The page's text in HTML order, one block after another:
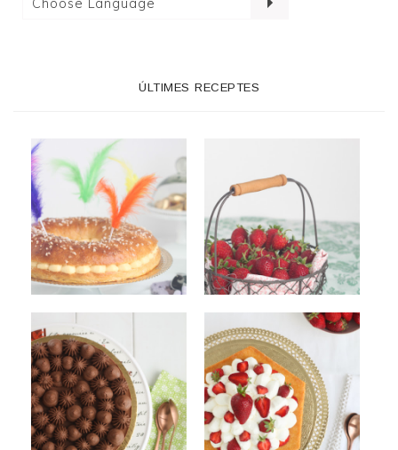
ÚLTIMES RECEPTES